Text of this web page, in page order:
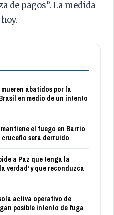
de pagos”. La medida
abatidos por la
en medio de un intento
mantiene el fuego en Barrio
será derruido
a Paz que tenga la
verdad’ y que reconduzca
activa operativo de
posible intento de fuga